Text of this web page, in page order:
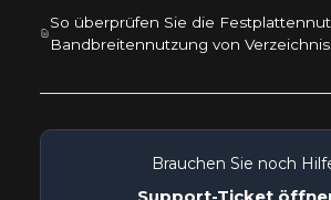
So überprüfen Sie die
Bandbreitennutzung von
Brauchen Sie noch